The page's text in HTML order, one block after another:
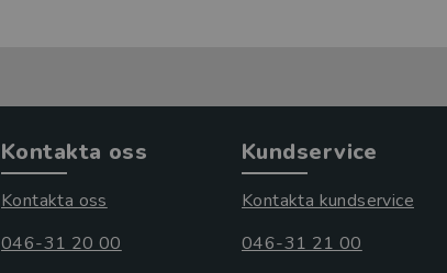
Kontakta oss
Kontakta oss
046-31 20 00
Kundservice
Kontakta kundservice
046-31 21 00